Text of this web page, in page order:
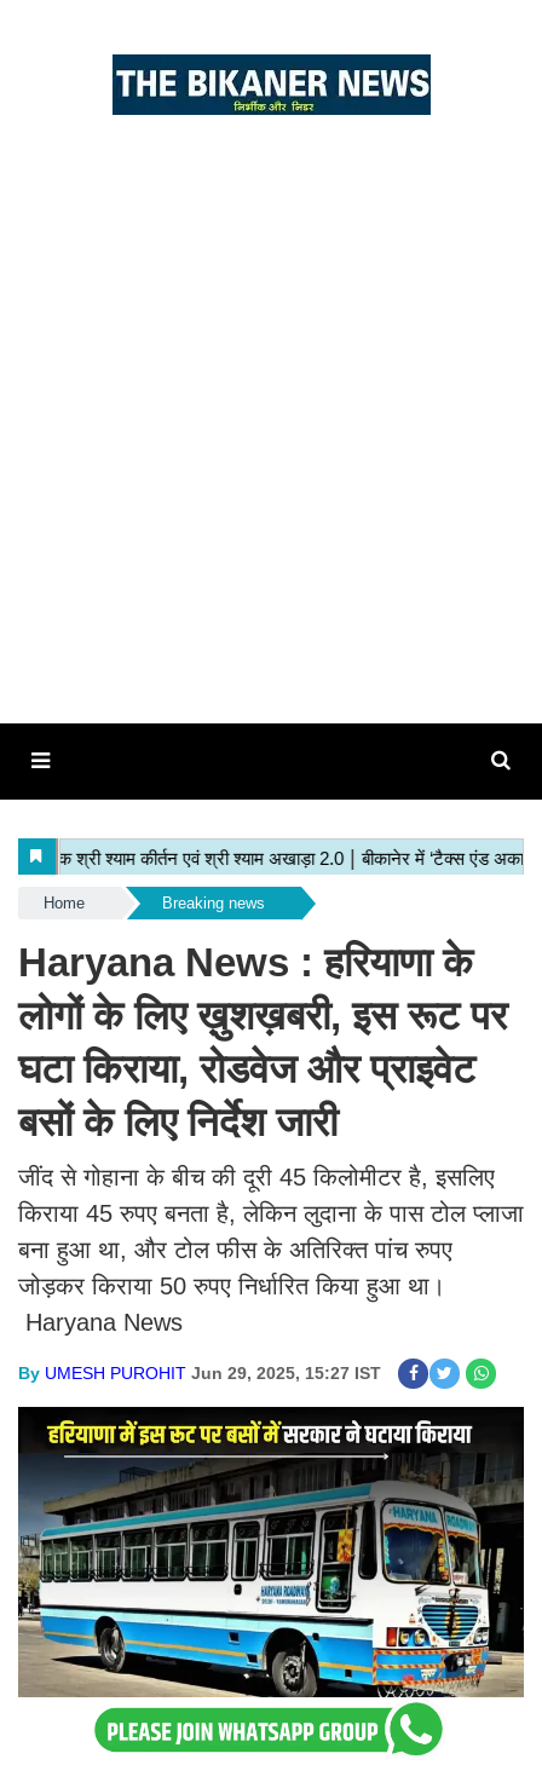
Home Breaking news
Haryana News : हरियाणा के
लोगों के लिए ख़ुशख़बरी, इस रूट पर
घटा किराया, रोडवेज और प्राइवेट
बसों के लिए निर्देश जारी
जींद से गोहाना के बीच की दूरी 45 किलोमीटर है, इसलिए
किराया 45 रुपए बनता है, लेकिन लुदाना के पास टोल प्लाजा
बना हुआ था, और टोल फीस के अतिरिक्त पांच रुपए
जोड़कर किराया 50 रुपए निर्धारित किया हुआ था।
Haryana News
By UMESH PUROHIT Jun 29, 2025, 15:27 IST